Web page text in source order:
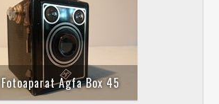
Fotoaparat Agfa Box 45